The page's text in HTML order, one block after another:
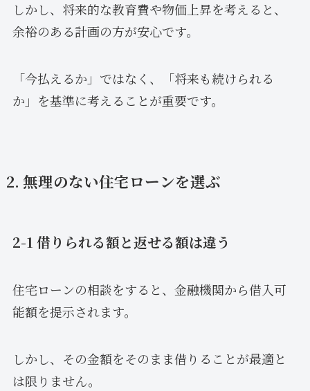
しかし、将来的な教育費や物価上昇を考えると、
余裕のある計画の方が安心です。
「今払えるか」ではなく、「将来も続けられる
か」を基準に考えることが重要です。
2. 無理のない住宅ローンを選ぶ
2-1 借りられる額と返せる額は違う
住宅ローンの相談をすると、金融機関から借入可
能額を提示されます。
しかし、その金額をそのまま借りることが最適と
は限りません。